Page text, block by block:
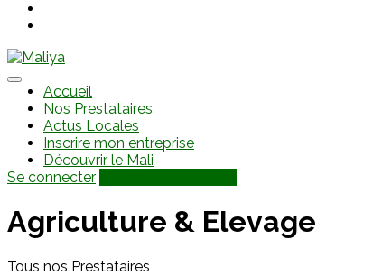
Accueil
Nos Prestataires
Actus Locales
Inscrire mon entreprise
Découvrir le Mali
Se connecter
Agriculture & Elevage
Tous nos Prestataires